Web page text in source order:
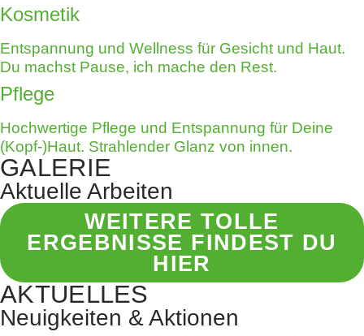
Kosmetik
Entspannung und Wellness für Gesicht und Haut.
Du machst Pause, ich mache den Rest.
Pflege
Hochwertige Pflege und Entspannung für Deine
(Kopf-)Haut. Strahlender Glanz von innen.
GALERIE
Aktuelle Arbeiten
WEITERE TOLLE
ERGEBNISSE FINDEST DU
HIER
AKTUELLES
Neuigkeiten & Aktionen